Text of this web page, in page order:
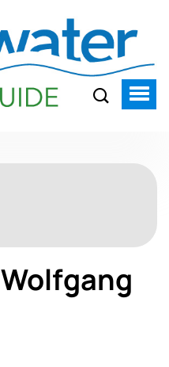
Wolfgang